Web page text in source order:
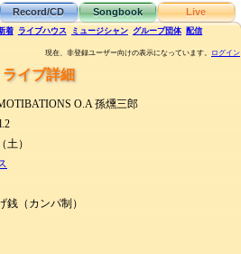
Record/CD Songbook Live
着 ライブハウス ミュージシャン グループ団体 配信
現在、非登録ユーザー向けの表示になっています。 ログイン
ライブ詳細
O.A 孫燻三郎
土）
銭（カンパ制）